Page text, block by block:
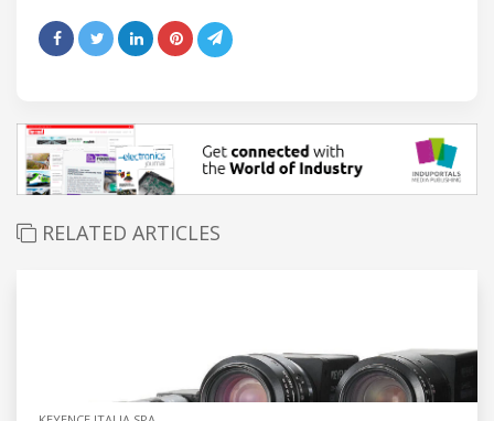
RELATED ARTICLES